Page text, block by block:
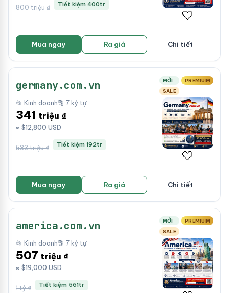
800 triệu ₫ Tiết kiệm 400tr
🤍
Mua ngay Ra giá Chi tiết
germany.com.vn MỚI
PREMIUM
SALE
📂 Kinh doanh🔡 7 ký tự
341 triệu ₫
≈ $12,800 USD
533 triệu ₫ Tiết kiệm 192tr
🤍
Mua ngay Ra giá Chi tiết
america.com.vn MỚI
PREMIUM
SALE
📂 Kinh doanh🔡 7 ký tự
507 triệu ₫
≈ $19,000 USD
1 tỷ ₫ Tiết kiệm 561tr